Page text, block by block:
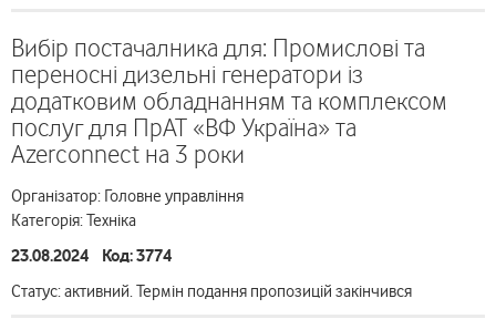
Вибір постачалника для: Промислові та
переносні дизельні генератори із
додатковим обладнанням та комплексом
послуг для ПрАТ «ВФ Україна» та
Azerconnect на 3 роки
Організатор: Головне управління
Категорія: Техніка
23.08.2024 Код: 3774
Статус: активний. Термін подання пропозицій закінчився